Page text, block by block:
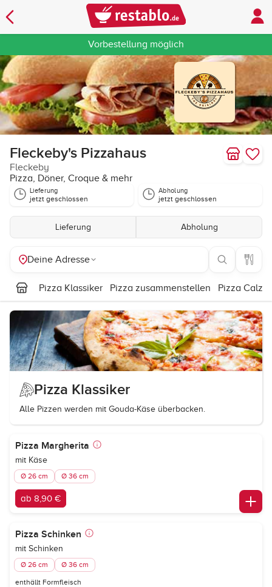
Vorbestellung möglich
Fleckeby's Pizzahaus
Fleckeby
Pizza, Döner, Croque & mehr
Lieferung
jetzt geschlossen
Abholung
jetzt geschlossen
Lieferung Abholung
Deine Adresse
Pizza Klassiker Pizza zusammenstellen Pizza
Pizza Klassiker
Alle Pizzen werden mit Gouda-Käse überbacken.
Pizza Margherita
mit Käse
Ø 26 cm Ø 36 cm
ab 8,90 €
Pizza Schinken
mit Schinken
Ø 26 cm Ø 36 cm
enthällt Formfleisch